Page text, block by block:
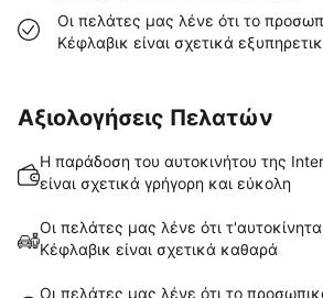
Οι πελάτες μας λένε ότι το
Κέφλαβικ είναι σχετικά
Αξιολογήσεις Πελατών
Η παράδοση του αυτοκινήτου της
είναι σχετικά γρήγορη και εύκολη
Οι πελάτες μας λένε ότι
Κέφλαβικ είναι σχετικά καθαρά
Οι πελάτες μας λένε ότι το